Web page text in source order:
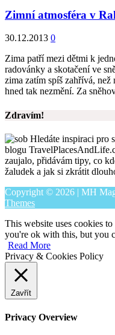
Zimní atmosféra v
30.12.2013 0
Zima patří mezi dětmi k
radovánky a skotačení ve
zima zatím spíš zahřívá, než
hned tak nezmění. Za
Zdravím!
Hledáte inspiraci pro
blogu
zaujalo, přidávám tipy, co
žaludek a jak si zkrátit
Copyright © 2026 | MH
Themes
This website uses cookies
you're ok with this, but you
Read More
Privacy & Cookies Policy
Zavřít
Privacy Overview